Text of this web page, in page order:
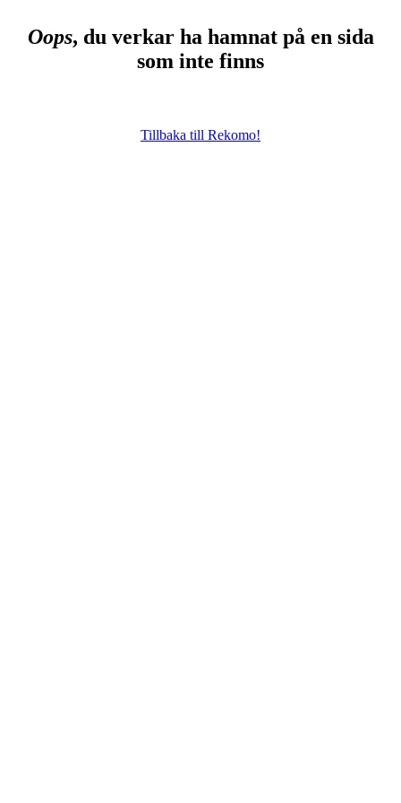
Oops, du verkar ha hamnat på en sida
som inte finns
Tillbaka till Rekomo!